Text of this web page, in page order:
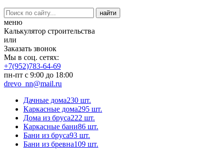
меню
Калькулятор строительства
или
Заказать звонок
Мы в соц. сетях:
+7(952)783-64-69
пн-пт с 9:00 до 18:00
drevo_nn@mail.ru
Дачные дома230 шт.
Каркасные дома295 шт.
Дома из бруса222 шт.
Каркасные бани86 шт.
Бани из бруса93 шт.
Бани из бревна109 шт.